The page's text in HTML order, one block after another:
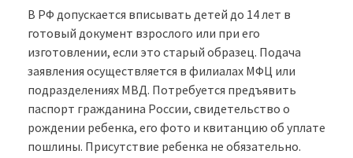
В РФ допускается вписывать детей до 14 лет в
готовый документ взрослого или при его
изготовлении, если это старый образец. Подача
заявления осуществляется в филиалах МФЦ или
подразделениях МВД. Потребуется предъявить
паспорт гражданина России, свидетельство о
рождении ребенка, его фото и квитанцию об уплате
пошлины. Присутствие ребенка не обязательно.